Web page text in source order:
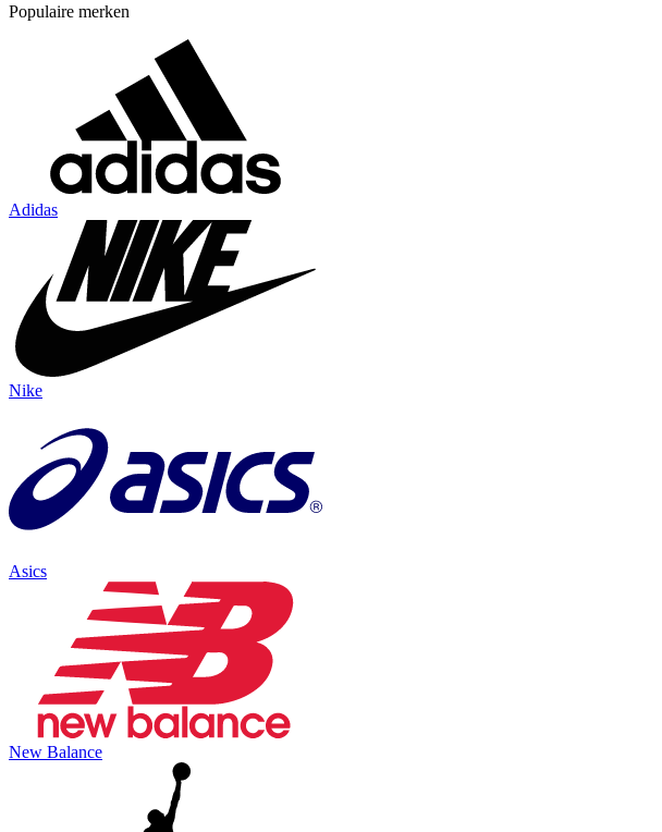
Populaire merken
Adidas
Nike
Asics
New Balance